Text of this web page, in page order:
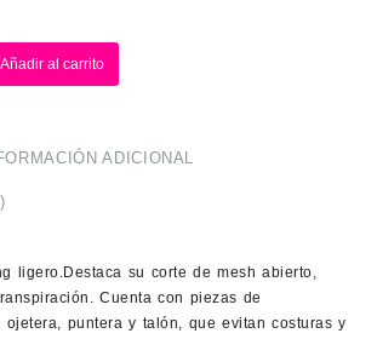
Añadir al carrito
ADICIONAL
ligero.Destaca su corte de mesh abierto,
Cuenta con piezas de
ojetera, puntera y talón, que evitan costuras y